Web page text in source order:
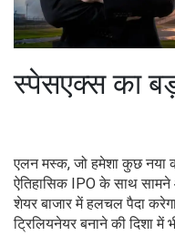
स्पेसएक्स का
एलन मस्क, जो हमेशा कुछ नया
ऐतिहासिक IPO के साथ
शेयर बाजार में हलचल पैदा
ट्रिलियनेयर बनाने की दिशा में